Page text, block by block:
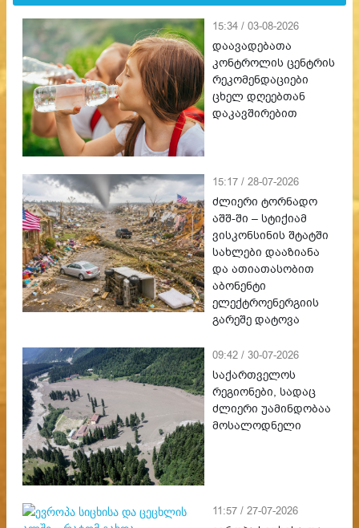
15:34 / 03-08-2026
დაავადებათა
კონტროლის ცენტრის
რეკომენდაციები
ცხელ დღეებთან
დაკავშირებით
15:17 / 28-07-2026
ძლიერი ტორნადო
აშშ-ში – სტიქიამ
ვისკონსინის შტატში
სახლები დააზიანა
და ათიათასობით
აბონენტი
ელექტროენერგიის
გარეშე დატოვა
09:42 / 30-07-2026
საქართველოს
რეგიონები, სადაც
ძლიერი უამინდობაა
მოსალოდნელი
11:57 / 27-07-2026